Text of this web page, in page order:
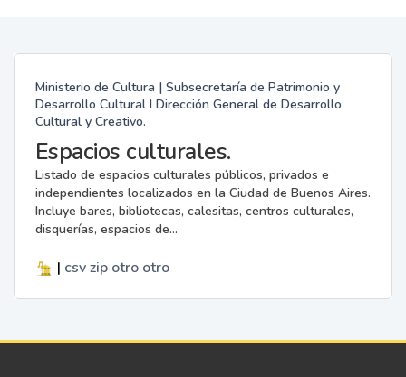
Ministerio de Cultura | Subsecretaría de Patrimonio y
Desarrollo Cultural I Dirección General de Desarrollo
Cultural y Creativo.
Espacios culturales.
Listado de espacios culturales públicos, privados e
independientes localizados en la Ciudad de Buenos Aires.
Incluye bares, bibliotecas, calesitas, centros culturales,
disquerías, espacios de...
| csv zip otro otro